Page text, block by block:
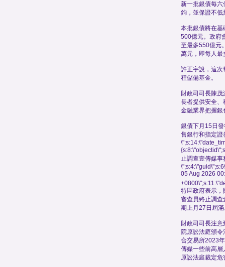
新一批銀債每六
鉤，並保證不低
本批銀債將在基
500億元。政府
至最多550億元
萬元，即每人
許正宇說，這次
程儲備基金。
財政司司長陳茂
長者提供安全、
金融業界把握銀
銀債下月15日
售銀行和指定證
止調查壹傳媒事
05 Aug 2026
特區政府表示，
審查員終止調查
期上月27日屆
財政司司長注
院原訟法庭頒
合交易所2023
傳媒一些前高
原訟法庭裁定